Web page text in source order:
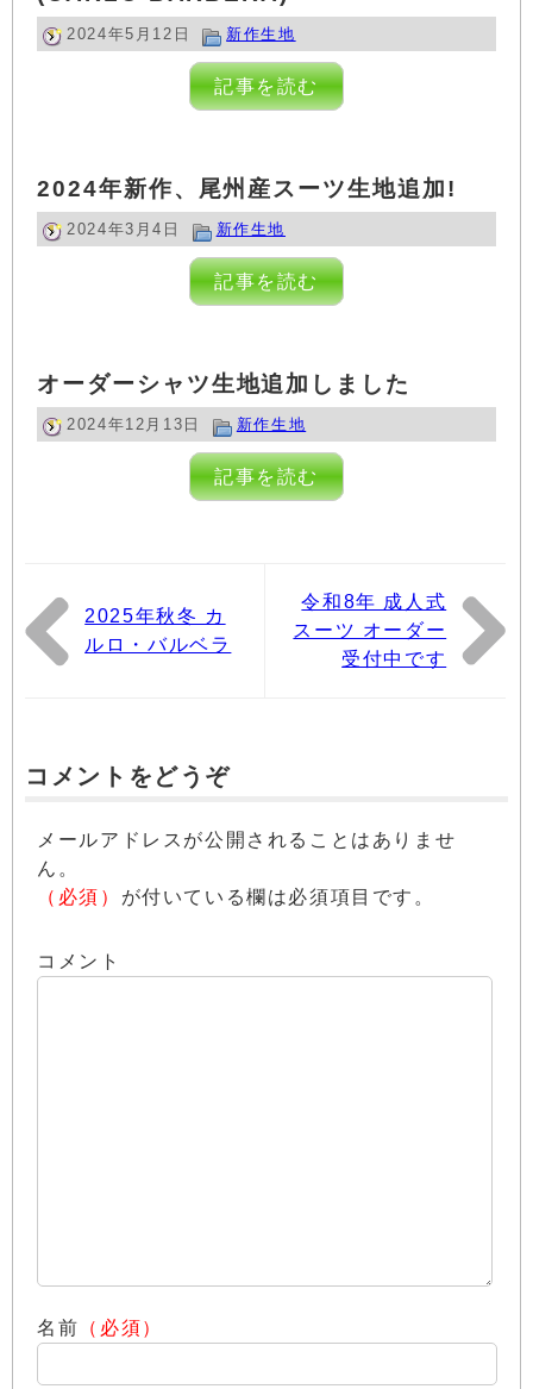
2024年5月12日 新作生地
記事を読む
2024年新作、尾州産スーツ生地追加!
2024年3月4日 新作生地
記事を読む
オーダーシャツ生地追加しました
2024年12月13日 新作生地
記事を読む
2025年秋冬 カ
ルロ・バルベラ
令和8年 成人式
スーツ オーダー
受付中です
コメントをどうぞ
メールアドレスが公開されることはありませ
ん。
（必須） が付いている欄は必須項目です。
コメント
名前 （必須）